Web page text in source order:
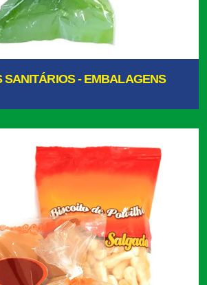
SANITÁRIOS - EMBALAGENS